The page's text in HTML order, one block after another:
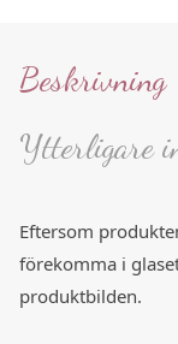
Beskrivning
Ytterligare
Eftersom
förekomma i
produktbilden.